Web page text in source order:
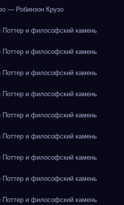
— Робинзон Крузо
и философский камень
и философский камень
и философский камень
и философский камень
и философский камень
и философский камень
и философский камень
и философский камень
и философский камень